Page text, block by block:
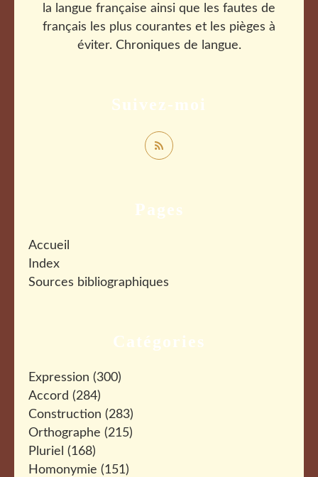
Catégories
Expression (300)
Accord (284)
Construction (283)
Orthographe (215)
Pluriel (168)
Homonymie (151)
Pages
Accueil
Index
Sources bibliographiques
Suivez-moi
la langue française ainsi que les fautes de
français les plus courantes et les pièges à
éviter. Chroniques de langue.